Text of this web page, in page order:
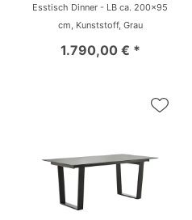
Esstisch Dinner - LB ca. 200x95
cm, Kunststoff, Grau
1.790,00 € *